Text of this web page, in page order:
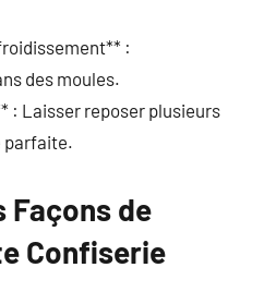
:
des moules.
: Laisser reposer plusieurs
parfaite.
Façons de
Confiserie